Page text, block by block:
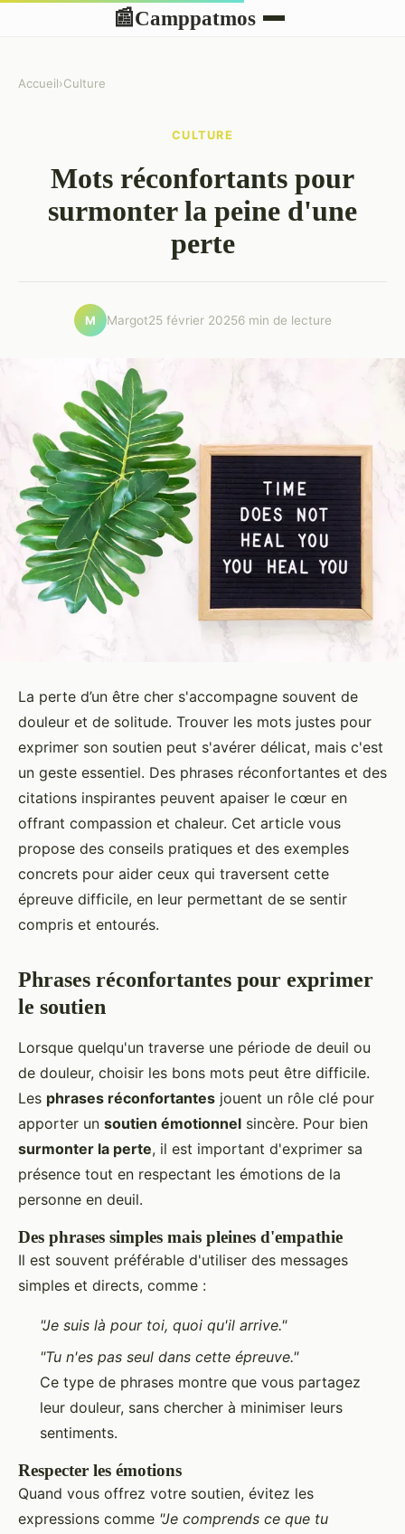
📰Camppatmos
Accueil›Culture
CULTURE
Mots réconfortants pour
surmonter la peine d'une
perte
M Margot25 février 20256 min de lecture
La perte d’un être cher s'accompagne souvent de
douleur et de solitude. Trouver les mots justes pour
exprimer son soutien peut s'avérer délicat, mais c'est
un geste essentiel. Des phrases réconfortantes et des
citations inspirantes peuvent apaiser le cœur en
offrant compassion et chaleur. Cet article vous
propose des conseils pratiques et des exemples
concrets pour aider ceux qui traversent cette
épreuve difficile, en leur permettant de se sentir
compris et entourés.
Phrases réconfortantes pour exprimer
le soutien
Lorsque quelqu'un traverse une période de deuil ou
de douleur, choisir les bons mots peut être difficile.
Les phrases réconfortantes jouent un rôle clé pour
apporter un soutien émotionnel sincère. Pour bien
surmonter la perte, il est important d'exprimer sa
présence tout en respectant les émotions de la
personne en deuil.
Des phrases simples mais pleines d'empathie
Il est souvent préférable d'utiliser des messages
simples et directs, comme :
"Je suis là pour toi, quoi qu'il arrive."
"Tu n'es pas seul dans cette épreuve."
Ce type de phrases montre que vous partagez
leur douleur, sans chercher à minimiser leurs
sentiments.
Respecter les émotions
Quand vous offrez votre soutien, évitez les
expressions comme "Je comprends ce que tu